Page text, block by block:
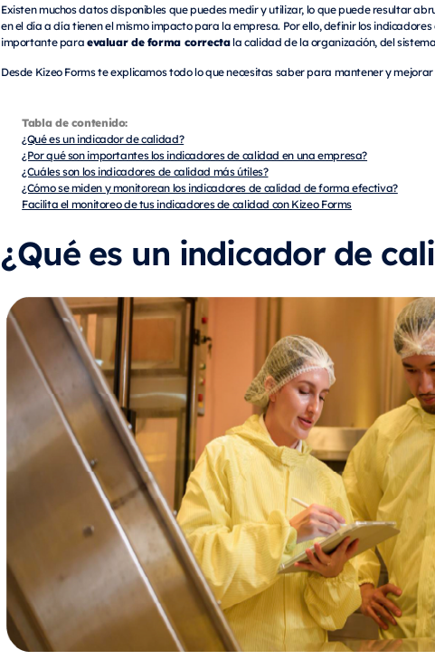
Existen muchos datos disponibles que puedes medir y utilizar, lo que puede resultar
en el día a día tienen el mismo impacto para la empresa. Por ello, definir los
importante paraevaluar de forma correctala calidad de la organización, del
Desde Kizeo Forms te explicamos todo lo que necesitas saber para mantener y
Tabla de contenido:
¿Qué es un indicador de calidad?
¿Por qué son importantes los indicadores de calidad en una empresa?
¿Cuáles son los indicadores de calidad más útiles?
¿Cómo se miden y monitorean los indicadores de calidad de forma efectiva?
Facilita el monitoreo de tus indicadores de calidad con Kizeo Forms
¿Qué es un indicador de